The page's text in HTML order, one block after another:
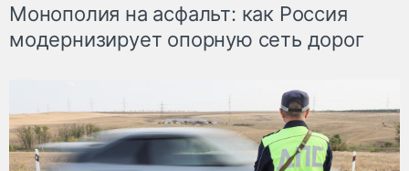
Монополия на асфальт: как Россия
модернизирует опорную сеть дорог